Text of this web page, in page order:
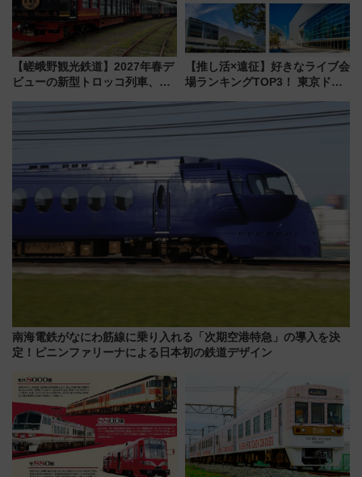
【嵯峨野観光鉄道】2027年春デ
ビューの新型トロッコ列車、い
は2026年で引退
【推し活×遠征】好きなライブ会
場ランキングTOP3！ 東京ドー
由と交通アクセス術、ライブ会
場に何を求める？
南海電鉄がなにわ筋線に乗り入れる「次期空港特急」の導入を決
定！ピニンファリーナによる日本初の鉄道デザイン